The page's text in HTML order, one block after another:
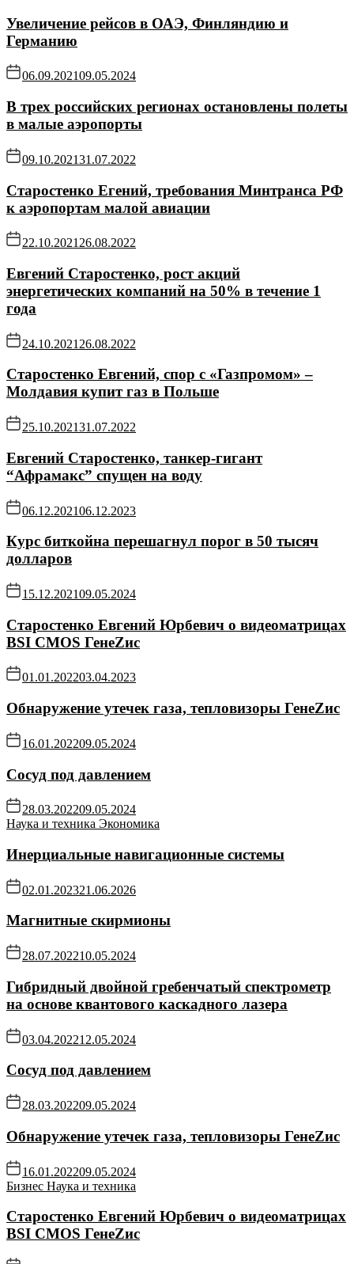
Увеличение рейсов в ОАЭ, Финляндию и
Германию
06.09.202109.05.2024
В трех российских регионах остановлены полеты
в малые аэропорты
09.10.202131.07.2022
Старостенко Егений, требования Минтранса РФ
к аэропортам малой авиации
22.10.2021 26.08.2022
Евгений Старостенко, рост акций
энергетических компаний на 50% в течение 1
года
24.10.2021 26.08.2022
Старостенко Евгений, спор с «Газпромом» –
Молдавия купит газ в Польше
25.10.202131.07.2022
Евгений Старостенко, танкер-гигант
“Афрамакс” спущен на воду
06.12.202106.12.2023
Курс биткойна перешагнул порог в 50 тысяч
долларов
15.12.202109.05.2024
Старостенко Евгений Юрбевич о видеоматрицах
BSI CMOS ГенеZис
01.01.202203.04.2023
Обнаружение утечек газа, тепловизоры ГенеZис
16.01.202209.05.2024
Сосуд под давлением
28.03.202209.05.2024
Наука и техника Экономика
Инерциальные навигационные системы
02.01.202321.06.2026
Магнитные скирмионы
28.07.202210.05.2024
Гибридный двойной гребенчатый спектрометр
на основе квантового каскадного лазера
03.04.202212.05.2024
Сосуд под давлением
28.03.202209.05.2024
Обнаружение утечек газа, тепловизоры ГенеZис
16.01.202209.05.2024
Бизнес Наука и техника
Старостенко Евгений Юрбевич о видеоматрицах
BSI CMOS ГенеZис